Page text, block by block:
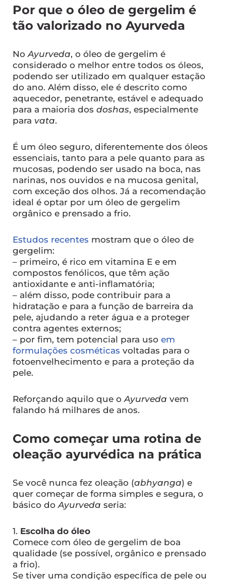
Por que o óleo de gergelim é
tão valorizado no Ayurveda
NoAyurveda, o óleo de gergelim é
considerado o melhor entre todos os óleos,
podendo ser utilizado em qualquer estação
do ano. Além disso, ele é descrito como
aquecedor, penetrante, estável e adequado
para a maioria dos doshas, especialmente
para vata.
É um óleo seguro, diferentemente dos óleos
essenciais, tanto para a pele quanto para as
mucosas, podendo ser usado na boca, nas
narinas, nos ouvidos e na mucosa genital,
com exceção dos olhos. Já a recomendação
ideal é optar por um óleo de gergelim
orgânico e prensado a frio.
Estudos recentes mostram que o óleo de
gergelim:
– primeiro, é rico em vitamina E e em
compostos fenólicos, que têm ação
antioxidante e anti-inflamatória;
– além disso, pode contribuir para a
hidratação e para a função de barreira da
pele, ajudando a reter água e a proteger
contra agentes externos;
– por fim, tem potencial para uso em
formulações cosméticas voltadas para o
fotoenvelhecimento e para a proteção da
pele.
Reforçando aquilo que oAyurveda vem
falando há milhares de anos.
Como começar uma rotina de
oleação ayurvédica na prática
Se você nunca fez oleação (abhyanga) e
quer começar de forma simples e segura, o
básico doAyurveda seria:
1. Escolha do óleo
Comece com óleo de gergelim de boa
qualidade (se possível, orgânico e prensado
a frio).
Se tiver uma condição específica de pele ou